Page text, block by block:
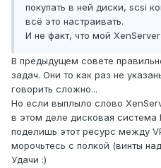
покупать в ней диски, scsi
всё это настраивать.
И не факт, что мой XenServer
В предыдущем совете
задач. Они то как раз не
говорить сложно...
Но если выплыло слово
в этом деле дисковая система
поделишь этот ресурс между
морочьтесь с полкой (винты
Удачи :)